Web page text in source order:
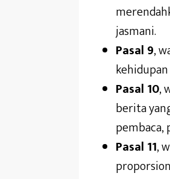
jasmani.
Pasal 9,
Pasal 10,
berita
pembaca,
Pasal 11,